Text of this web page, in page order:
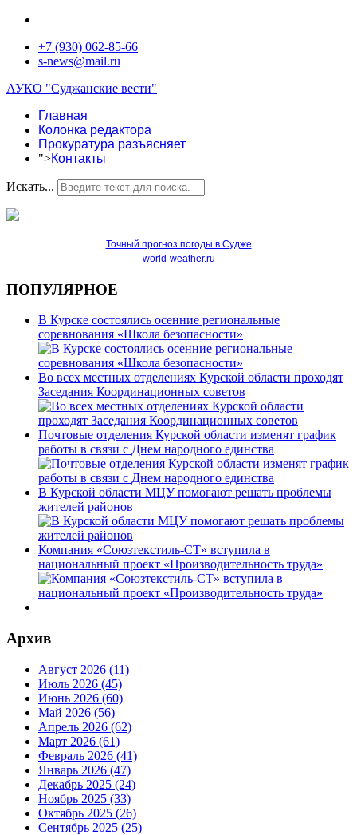
+7 (930) 062-85-66
s-news@mail.ru
АУКО "Суджанские вести"
Главная
Колонка редактора
Прокуратура разъясняет
">Контакты
Искать...
Точный прогноз погоды в Судже
world-weather.ru
ПОПУЛЯРНОЕ
В Курске состоялись осенние региональные
соревнования «Школа безопасности»
Во всех местных отделениях Курской области проходят
Заседания Координационных советов
Почтовые отделения Курской области изменят график
работы в связи с Днем народного единства
В Курской области МЦУ помогают решать проблемы
жителей районов
Компания «Союзтекстиль-СТ» вступила в
национальный проект «Производительность труда»
Архив
Август 2026 (11)
Июль 2026 (45)
Июнь 2026 (60)
Май 2026 (56)
Апрель 2026 (62)
Март 2026 (61)
Февраль 2026 (41)
Январь 2026 (47)
Декабрь 2025 (24)
Ноябрь 2025 (33)
Октябрь 2025 (26)
Сентябрь 2025 (25)